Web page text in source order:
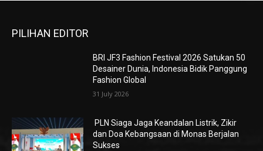
PILIHAN EDITOR
BRI JF3 Fashion Festival 2026 Satukan 50
Desainer Dunia, Indonesia Bidik Panggung
Fashion Global
31 July 2026
PLN Siaga Jaga Keandalan Listrik, Zikir
dan Doa Kebangsaan di Monas Berjalan
Sukses